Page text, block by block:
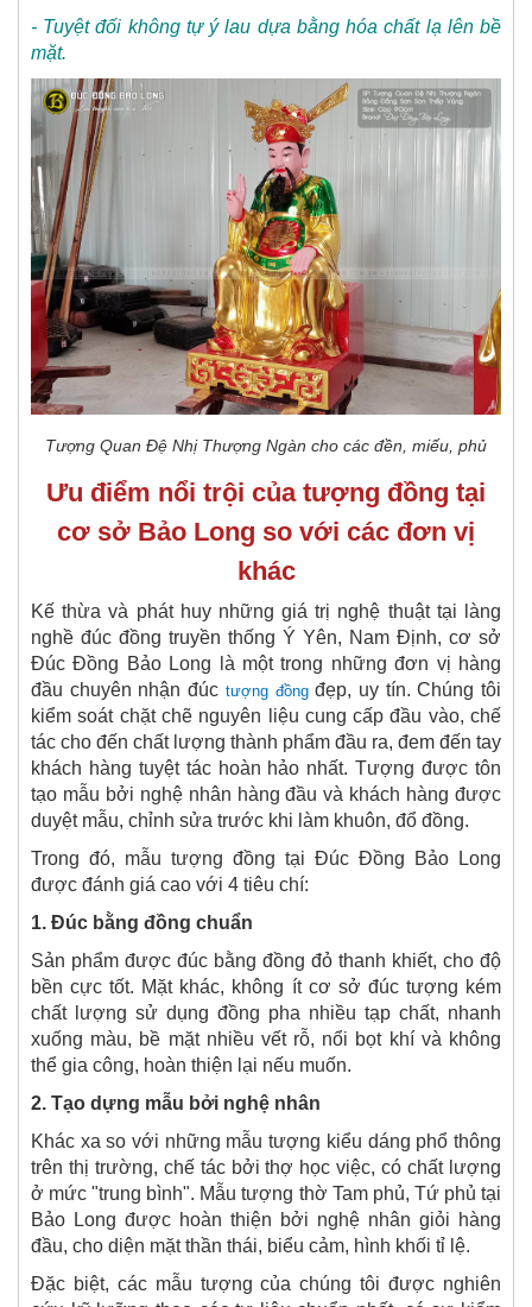
- Tuyệt đối không tự ý lau dựa bằng hóa chất lạ lên bề
mặt.
Tượng Quan Đệ Nhị Thượng Ngàn cho các đền, miếu, phủ
Ưu điểm nổi trội của tượng đồng tại
cơ sở Bảo Long so với các đơn vị
khác
Kế thừa và phát huy những giá trị nghệ thuật tại làng
nghề đúc đồng truyền thống Ý Yên, Nam Định, cơ sở
Đúc Đồng Bảo Long là một trong những đơn vị hàng
đầu chuyên nhận đúc tượng đồngđẹp, uy tín. Chúng tôi
kiểm soát chặt chẽ nguyên liệu cung cấp đầu vào, chế
tác cho đến chất lượng thành phẩm đầu ra, đem đến tay
khách hàng tuyệt tác hoàn hảo nhất. Tượng được tôn
tạo mẫu bởi nghệ nhân hàng đầu và khách hàng được
duyệt mẫu, chỉnh sửa trước khi làm khuôn, đổ đồng.
Trong đó, mẫu tượng đồng tại Đúc Đồng Bảo Long
được đánh giá cao với 4 tiêu chí:
1. Đúc bằng đồng chuẩn
Sản phẩm được đúc bằng đồng đỏ thanh khiết, cho độ
bền cực tốt. Mặt khác, không ít cơ sở đúc tượng kém
chất lượng sử dụng đồng pha nhiều tạp chất, nhanh
xuống màu, bề mặt nhiều vết rỗ, nổi bọt khí và không
thể gia công, hoàn thiện lại nếu muốn.
2. Tạo dựng mẫu bởi nghệ nhân
Khác xa so với những mẫu tượng kiểu dáng phổ thông
trên thị trường, chế tác bởi thợ học việc, có chất lượng
ở mức "trung bình". Mẫu tượng thờ Tam phủ, Tứ phủ tại
Bảo Long được hoàn thiện bởi nghệ nhân giỏi hàng
đầu, cho diện mặt thần thái, biểu cảm, hình khối tỉ lệ.
Đặc biệt, các mẫu tượng của chúng tôi được nghiên